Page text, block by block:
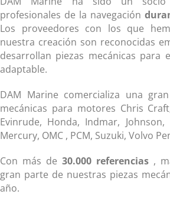
profesionales de la navegación
Los proveedores con los que
nuestra creación son reconocidas
desarrollan piezas mecánicas para
adaptable.
DAM Marine comercializa una
mecánicas para motores Chris
Evinrude, Honda, Indmar,
Mercury, OMC , PCM, Suzuki, Volvo
Con más de 30.000 referencias ,
gran parte de nuestras piezas
año.